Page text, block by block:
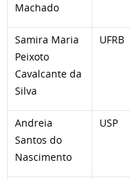
Machado
Samira Maria
Peixoto
Cavalcante da
Silva
UFRB
Andreia
Santos do
Nascimento
USP